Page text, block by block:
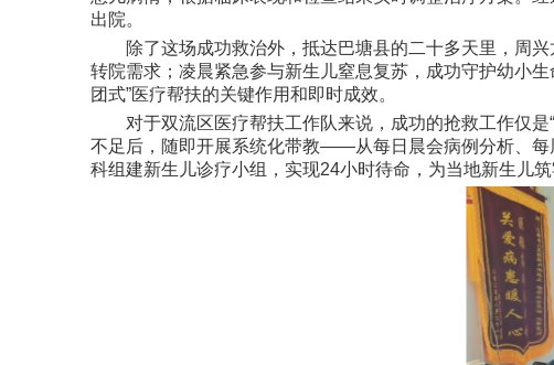
出院。
除了这场成功救治外，抵达巴塘县的二十多天里，周
转院需求；凌晨紧急参与新生儿窒息复苏，成功守护幼小
团式”医疗帮扶的关键作用和即时成效。
对于双流区医疗帮扶工作队来说，成功的抢救工作仅
不足后，随即开展系统化带教——从每日晨会病例分析、每
科组建新生儿诊疗小组，实现24小时待命，为当地新生儿筑